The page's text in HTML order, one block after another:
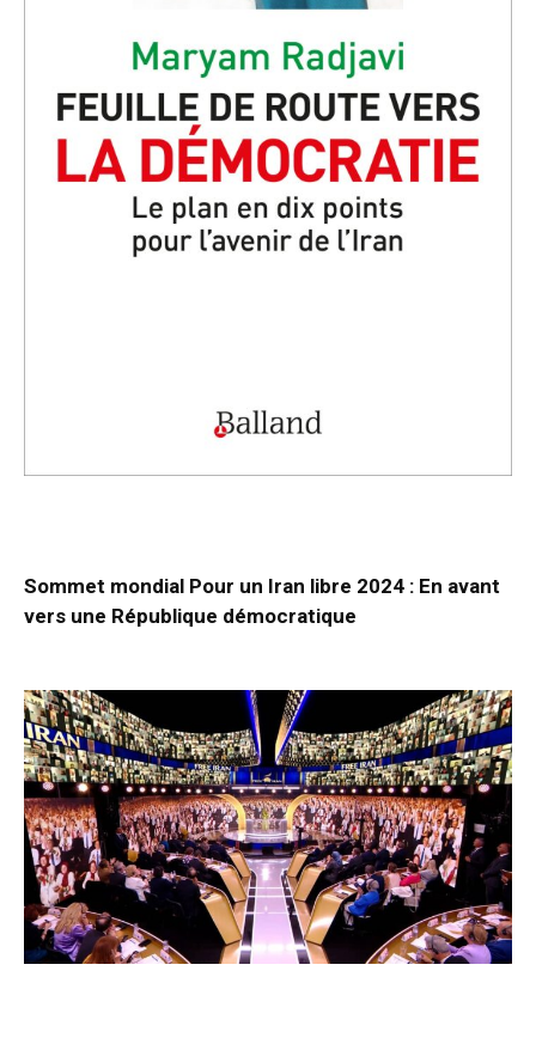
Sommet mondial Pour un Iran libre 2024 : En avant
vers une République démocratique